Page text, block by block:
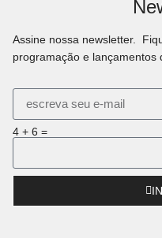
Assine nossa newsletter.
programação e lançamentos
4 + 6 =